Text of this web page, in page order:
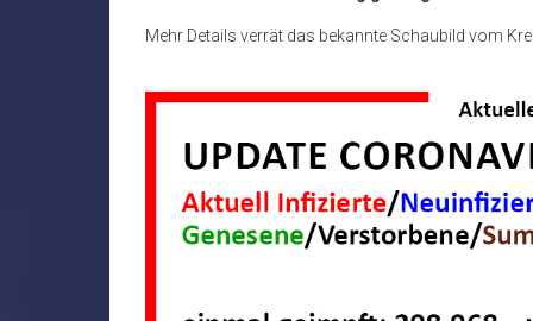
Mehr Details verrät das bekannte Schaubild vom